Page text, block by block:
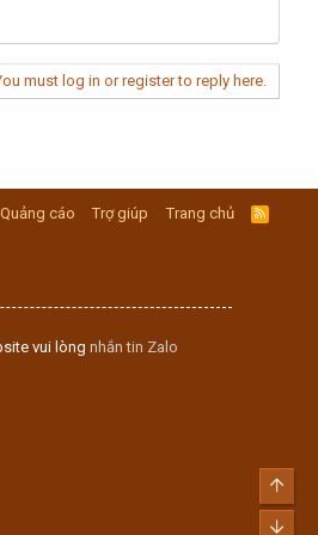
must log in or register to reply here.
Quảng cáo Trợ giúp Trang chủ
R
S
vui lòng nhắn tin Zalo
Top